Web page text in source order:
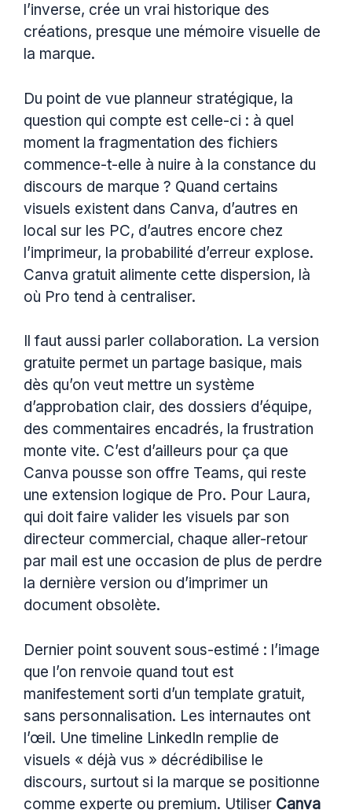
l’inverse, crée un vrai historique des
créations, presque une mémoire visuelle de
la marque.
Du point de vue planneur stratégique, la
question qui compte est celle-ci : à quel
moment la fragmentation des fichiers
commence-t-elle à nuire à la constance du
discours de marque ? Quand certains
visuels existent dans Canva, d’autres en
local sur les PC, d’autres encore chez
l’imprimeur, la probabilité d’erreur explose.
Canva gratuit alimente cette dispersion, là
où Pro tend à centraliser.
Il faut aussi parler collaboration. La version
gratuite permet un partage basique, mais
dès qu’on veut mettre un système
d’approbation clair, des dossiers d’équipe,
des commentaires encadrés, la frustration
monte vite. C’est d’ailleurs pour ça que
Canva pousse son offre Teams, qui reste
une extension logique de Pro. Pour Laura,
qui doit faire valider les visuels par son
directeur commercial, chaque aller-retour
par mail est une occasion de plus de perdre
la dernière version ou d’imprimer un
document obsolète.
Dernier point souvent sous-estimé : l’image
que l’on renvoie quand tout est
manifestement sorti d’un template gratuit,
sans personnalisation. Les internautes ont
l’œil. Une timeline LinkedIn remplie de
visuels « déjà vus » décrédibilise le
discours, surtout si la marque se positionne
comme experte ou premium. Utiliser Canva